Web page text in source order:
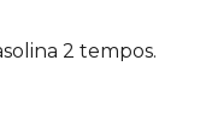
2 tempos.